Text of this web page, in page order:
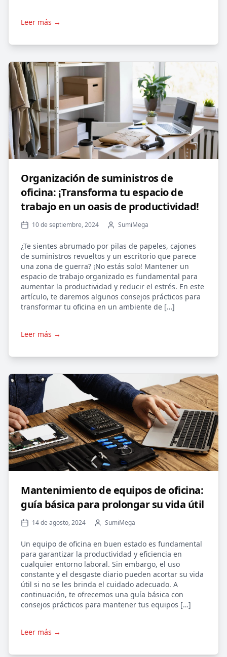
Leer más →
Organización de suministros de
oficina: ¡Transforma tu espacio de
trabajo en un oasis de productividad!
10 de septiembre, 2024 SumiMega
¿Te sientes abrumado por pilas de papeles, cajones
de suministros revueltos y un escritorio que parece
una zona de guerra? ¡No estás solo! Mantener un
espacio de trabajo organizado es fundamental para
aumentar la productividad y reducir el estrés. En este
artículo, te daremos algunos consejos prácticos para
transformar tu oficina en un ambiente de […]
Leer más →
Mantenimiento de equipos de oficina:
guía básica para prolongar su vida útil
14 de agosto, 2024 SumiMega
Un equipo de oficina en buen estado es fundamental
para garantizar la productividad y eficiencia en
cualquier entorno laboral. Sin embargo, el uso
constante y el desgaste diario pueden acortar su vida
útil si no se les brinda el cuidado adecuado. A
continuación, te ofrecemos una guía básica con
consejos prácticos para mantener tus equipos […]
Leer más →